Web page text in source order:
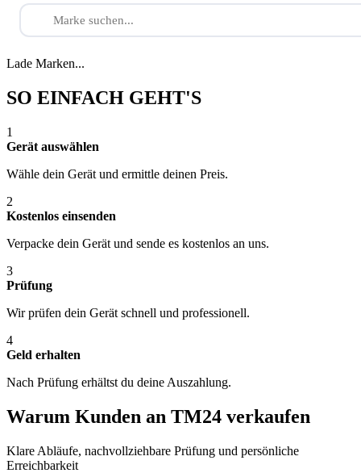
Lade Marken...
SO EINFACH GEHT'S
1
Gerät auswählen
Wähle dein Gerät und ermittle deinen Preis.
2
Kostenlos einsenden
Verpacke dein Gerät und sende es kostenlos an uns.
3
Prüfung
Wir prüfen dein Gerät schnell und professionell.
4
Geld erhalten
Nach Prüfung erhältst du deine Auszahlung.
Warum Kunden an TM24 verkaufen
Klare Abläufe, nachvollziehbare Prüfung und persönliche
Erreichbarkeit